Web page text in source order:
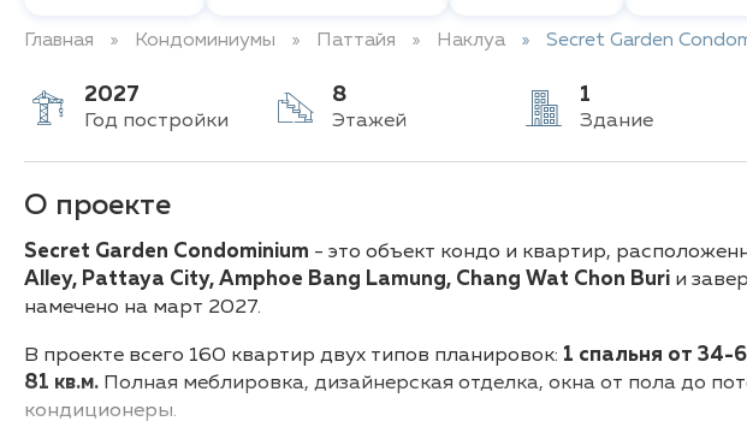
Главная Кондоминиумы Паттайя Наклуа Secret Garden
2027
Год постройки
8
Этажей
1
Здание
О проекте
Secret Garden Condominium - это объект кондо и квартир,
Alley, Pattaya City, Amphoe Bang Lamung, Chang Wat Chon Buri и
намечено на март 2027.
В проекте всего 160 квартир двух типов планировок: 1 спальня от 34-
81 кв.м. Полная меблировка, дизайнерская отделка, окна от пола до
кондиционеры.